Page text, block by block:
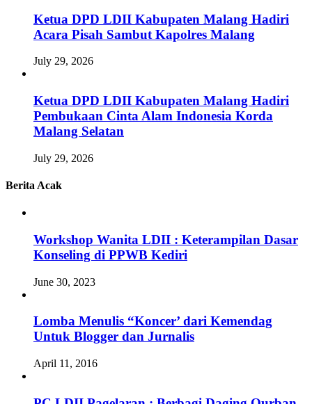
Ketua DPD LDII Kabupaten Malang Hadiri
Acara Pisah Sambut Kapolres Malang
July 29, 2026
Ketua DPD LDII Kabupaten Malang Hadiri
Pembukaan Cinta Alam Indonesia Korda
Malang Selatan
July 29, 2026
Berita Acak
Workshop Wanita LDII : Keterampilan Dasar
Konseling di PPWB Kediri
June 30, 2023
Lomba Menulis “Koncer’ dari Kemendag
Untuk Blogger dan Jurnalis
April 11, 2016